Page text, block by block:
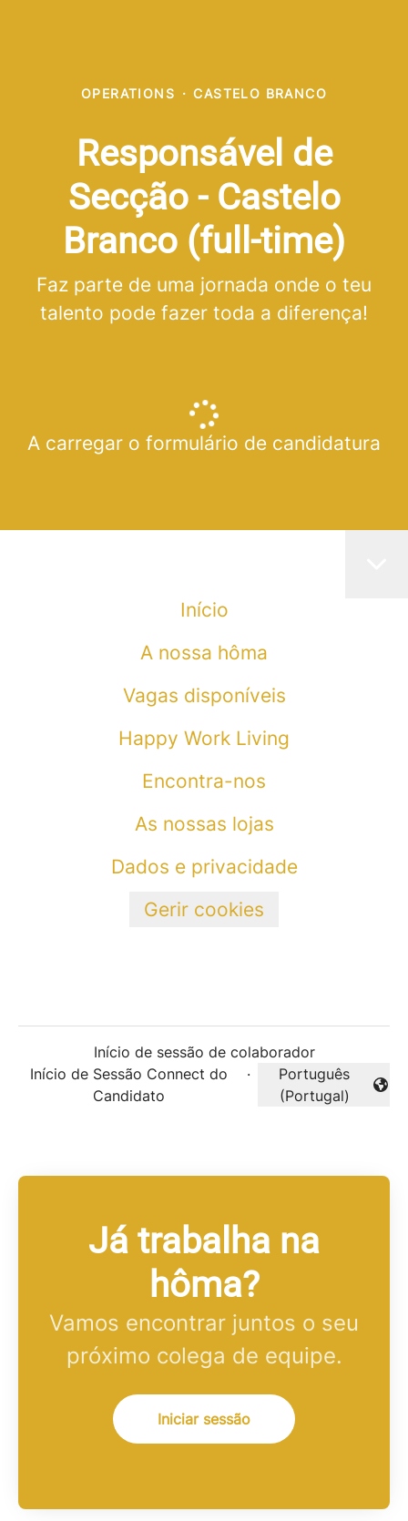
OPERATIONS · CASTELO BRANCO
Responsável de
Secção - Castelo
Branco (full-time)
Faz parte de uma jornada onde o teu
talento pode fazer toda a diferença!
A carregar o formulário de candidatura
Início
A nossa hôma
Vagas disponíveis
Happy Work Living
Encontra-nos
As nossas lojas
Dados e privacidade
Gerir cookies
Início de sessão de colaborador
Início de Sessão Connect do
Candidato
·
Alterar idioma
Português
(Portugal)
Já trabalha na
hôma?
Vamos encontrar juntos o seu
próximo colega de equipe.
Iniciar sessão